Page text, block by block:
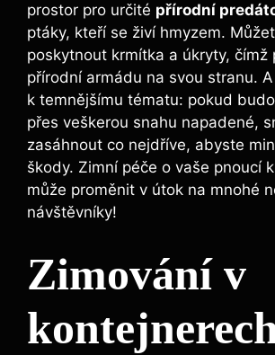
prostor pro určité přírodní
ptáky, kteří se živí hmyzem.
poskytnout krmítka a úkryty,
přírodní armádu na svou stranu.
k temnějšímu tématu: pokud
přes veškerou snahu napadené,
zasáhnout co nejdříve, abyste
škody. Zimní péče o vaše pnoucí
může proměnit v útok na mnohé
návštěvníky!
Zimování v